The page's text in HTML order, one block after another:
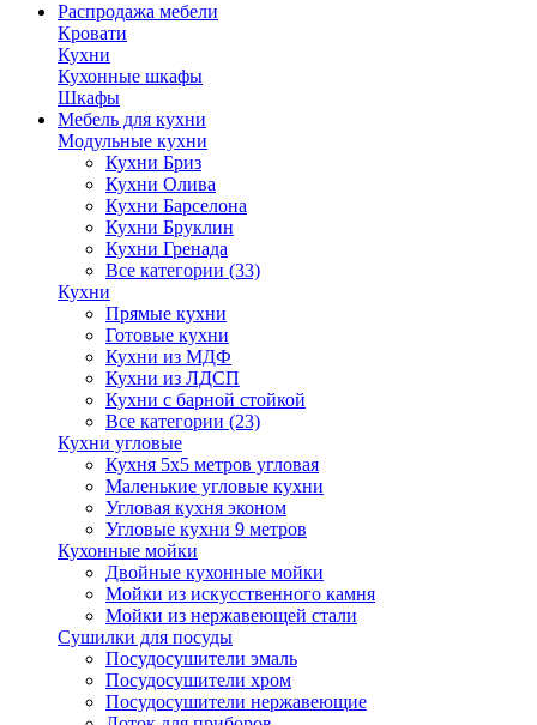
Распродажа мебели
Кровати
Кухни
Кухонные шкафы
Шкафы
Мебель для кухни
Модульные кухни
Кухни Бриз
Кухни Олива
Кухни Барселона
Кухни Бруклин
Кухни Гренада
Все категории (33)
Кухни
Прямые кухни
Готовые кухни
Кухни из МДФ
Кухни из ЛДСП
Кухни с барной стойкой
Все категории (23)
Кухни угловые
Кухня 5х5 метров угловая
Маленькие угловые кухни
Угловая кухня эконом
Угловые кухни 9 метров
Кухонные мойки
Двойные кухонные мойки
Мойки из искусственного камня
Мойки из нержавеющей стали
Сушилки для посуды
Посудосушители эмаль
Посудосушители хром
Посудосушители нержавеющие